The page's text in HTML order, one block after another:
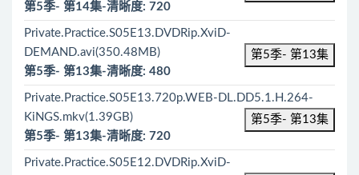
第5季- 第14集-清晰度: 720
Private.Practice.S05E13.DVDRip.XviD-
DEMAND.avi(350.48MB)
第5季- 第13集
第5季- 第13集-清晰度: 480
Private.Practice.S05E13.720p.WEB-DL.DD5.1.H.264-
KiNGS.mkv(1.39GB)
第5季- 第13集
第5季- 第13集-清晰度: 720
Private.Practice.S05E12.DVDRip.XviD-